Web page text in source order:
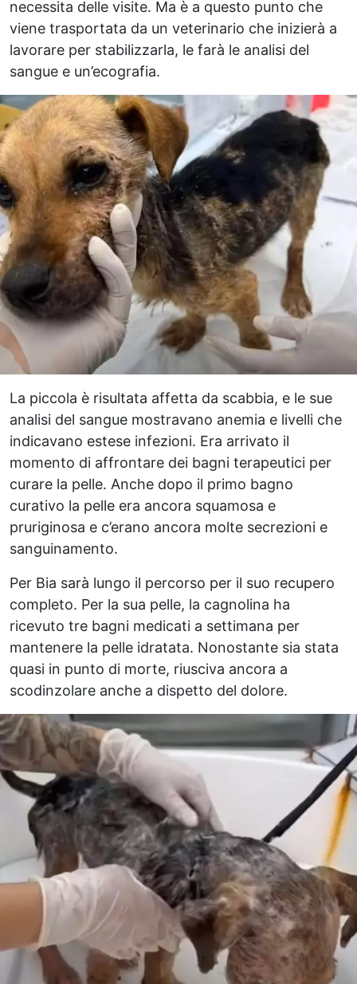
necessita delle visite. Ma è a questo punto che
viene trasportata da un veterinario che inizierà a
lavorare per stabilizzarla, le farà le analisi del
sangue e un’ecografia.
La piccola è risultata affetta da scabbia, e le sue
analisi del sangue mostravano anemia e livelli che
indicavano estese infezioni. Era arrivato il
momento di affrontare dei bagni terapeutici per
curare la pelle. Anche dopo il primo bagno
curativo la pelle era ancora squamosa e
pruriginosa e c’erano ancora molte secrezioni e
sanguinamento.
Per Bia sarà lungo il percorso per il suo recupero
completo. Per la sua pelle, la cagnolina ha
ricevuto tre bagni medicati a settimana per
mantenere la pelle idratata. Nonostante sia stata
quasi in punto di morte, riusciva ancora a
scodinzolare anche a dispetto del dolore.